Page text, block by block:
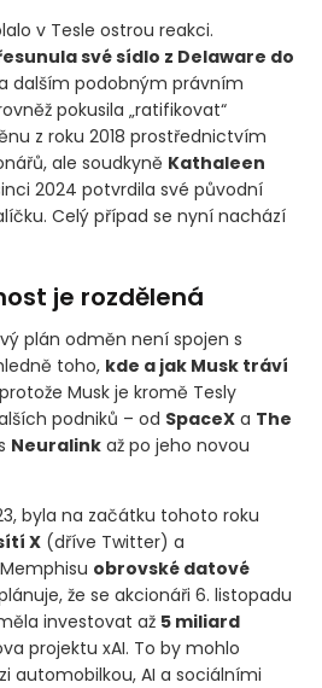
v Tesle ostrou reakci.
své sídlo z Delaware do
dalším podobným právním
pokusila „ratifikovat“
z roku 2018 prostřednictvím
ale soudkyně Kathaleen
2024 potvrdila své původní
Celý případ se nyní nachází
je rozdělená
plán odměn není spojen s
toho, kde a jak Musk tráví
Musk je kromě Tesly
podniků – od SpaceX a The
Neuralink až po jeho novou
byla na začátku tohoto roku
X (dříve Twitter) a
obrovské datové
že se akcionáři 6. listopadu
investovat až 5 miliard
projektu xAI. To by mohlo
automobilkou, AI a sociálními